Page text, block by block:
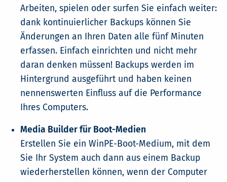
Arbeiten, spielen oder surfen Sie einfach weiter:
dank kontinuierlicher Backups können Sie
Änderungen an Ihren Daten alle fünf Minuten
erfassen. Einfach einrichten und nicht mehr
daran denken müssen! Backups werden im
Hintergrund ausgeführt und haben keinen
nennenswerten Einfluss auf die Performance
Ihres Computers.
Media Builder für Boot-Medien
Erstellen Sie ein WinPE-Boot-Medium, mit dem
Sie Ihr System auch dann aus einem Backup
wiederherstellen können, wenn der Computer